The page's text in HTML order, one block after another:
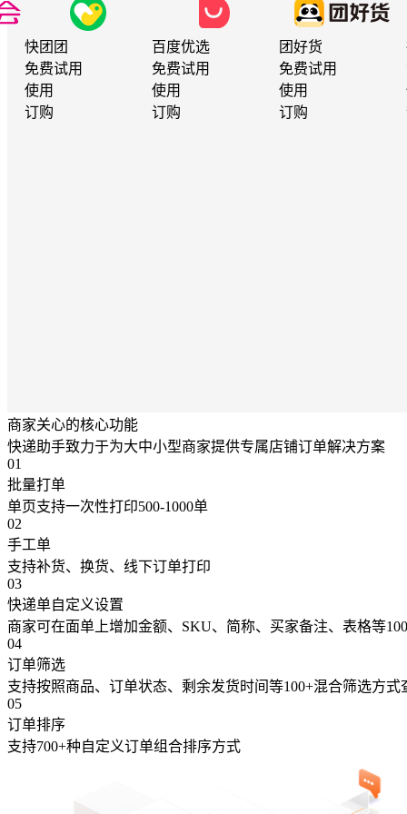
快团团
免费试用
使用
订购
百度优选
免费试用
使用
订购
团好货
免费试用
使用
订购
商家关心的核心功能
快递助手致力于为大中小型商家提供专属店铺订单解决方案
01
批量打单
单页支持一次性打印500-1000单
02
手工单
支持补货、换货、线下订单打印
03
快递单自定义设置
商家可在面单上增加金额、SKU、简称、买家备注、表格等
04
订单筛选
支持按照商品、订单状态、剩余发货时间等100+混合筛选方式
05
订单排序
支持700+种自定义订单组合排序方式